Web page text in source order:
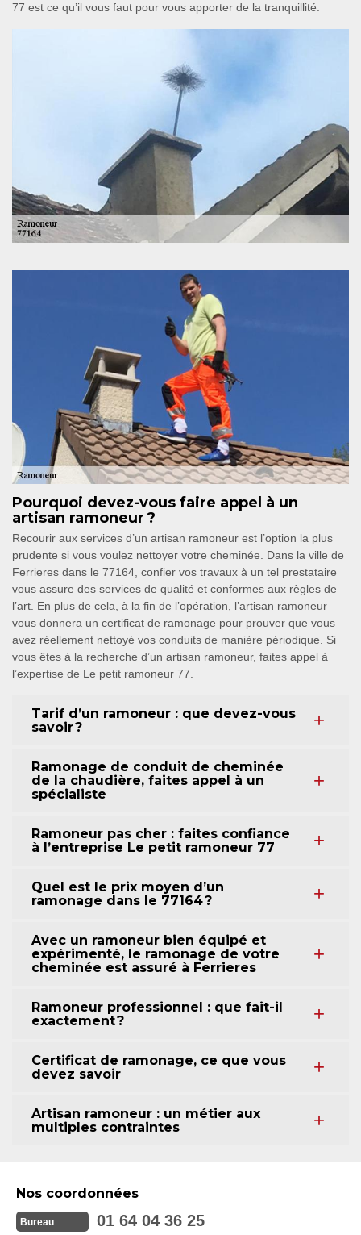
77 est ce qu’il vous faut pour vous apporter de la tranquillité.
Pourquoi devez-vous faire appel à un
artisan ramoneur ?
Recourir aux services d’un artisan ramoneur est l’option la plus
prudente si vous voulez nettoyer votre cheminée. Dans la ville de
Ferrieres dans le 77164, confier vos travaux à un tel prestataire
vous assure des services de qualité et conformes aux règles de
l’art. En plus de cela, à la fin de l’opération, l’artisan ramoneur
vous donnera un certificat de ramonage pour prouver que vous
avez réellement nettoyé vos conduits de manière périodique. Si
vous êtes à la recherche d’un artisan ramoneur, faites appel à
l’expertise de Le petit ramoneur 77.
Tarif d’un ramoneur : que devez-vous
savoir ?
Ramonage de conduit de cheminée
de la chaudière, faites appel à un
spécialiste
Ramoneur pas cher : faites confiance
à l’entreprise Le petit ramoneur 77
Quel est le prix moyen d’un
ramonage dans le 77164 ?
Avec un ramoneur bien équipé et
expérimenté, le ramonage de votre
cheminée est assuré à Ferrieres
Ramoneur professionnel : que fait-il
exactement ?
Certificat de ramonage, ce que vous
devez savoir
Artisan ramoneur : un métier aux
multiples contraintes
Nos coordonnées
Bureau 01 64 04 36 25